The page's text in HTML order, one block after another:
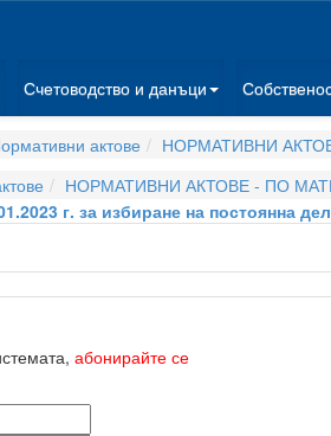
Счетоводство и данъци
актове НОРМАТИВНИ
НОРМАТИВНИ АКТОВЕ - ПО
г. за избиране на постоянна
абонирайте се